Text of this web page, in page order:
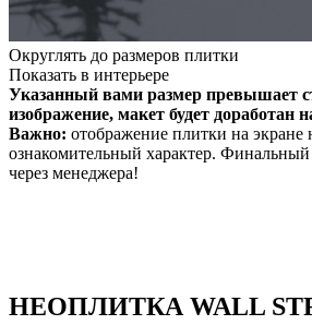
Округлять до размеров плитки
Показать в интерьере
Указанный вами размер превышает
изображение, макет будет доработан
Важно: отображение плитки на экране
ознакомительный характер. Финальный
через менеджера!
НЕОПЛИТКА WALL